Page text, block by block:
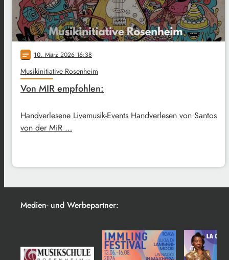
notes 10. März 2026 16:38
Musikinitiative Rosenheim
Von MIR empfohlen:
Handverlesene Livemusik-Events Handverlesen von Santos
von der MiR …
Medien- und Werbepartner: